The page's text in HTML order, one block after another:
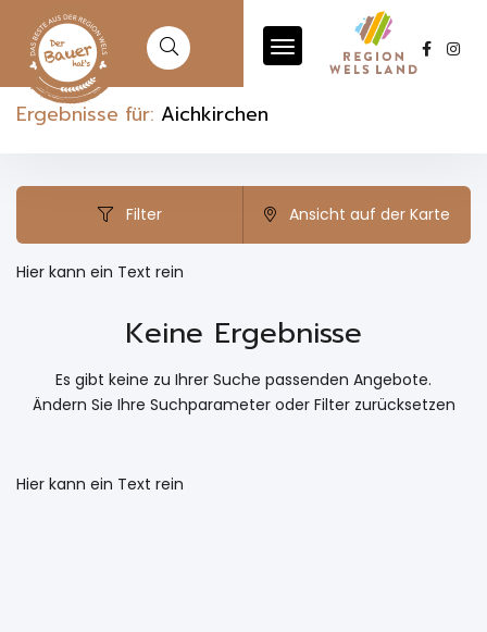
Ergebnisse für: Aichkirchen
Filter Ansicht auf der Karte
Hier kann ein Text rein
Keine Ergebnisse
Es gibt keine zu Ihrer Suche passenden Angebote.
Ändern Sie Ihre Suchparameter oder Filter zurücksetzen
Hier kann ein Text rein